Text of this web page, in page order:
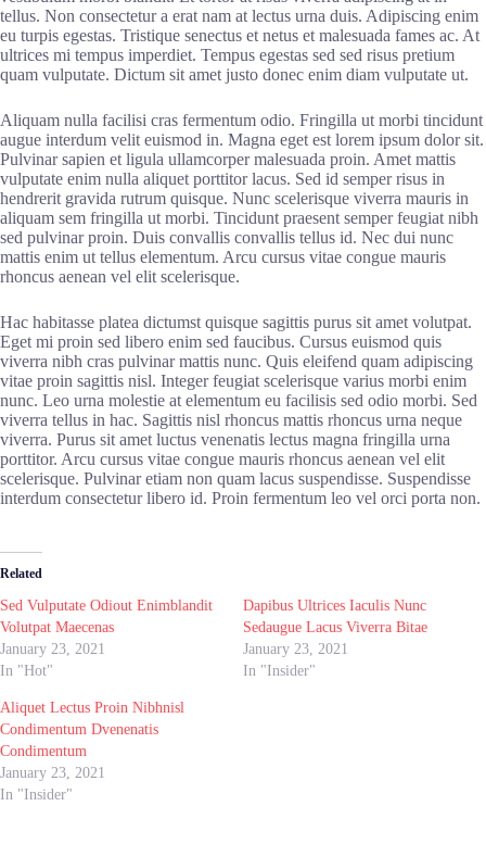
tellus. Non consectetur a erat nam at lectus urna duis. Adipiscing enim
eu turpis egestas. Tristique senectus et netus et malesuada fames ac. At
ultrices mi tempus imperdiet. Tempus egestas sed sed risus pretium
quam vulputate. Dictum sit amet justo donec enim diam vulputate ut.
Aliquam nulla facilisi cras fermentum odio. Fringilla ut morbi tincidunt
augue interdum velit euismod in. Magna eget est lorem ipsum dolor sit.
Pulvinar sapien et ligula ullamcorper malesuada proin. Amet mattis
vulputate enim nulla aliquet porttitor lacus. Sed id semper risus in
hendrerit gravida rutrum quisque. Nunc scelerisque viverra mauris in
aliquam sem fringilla ut morbi. Tincidunt praesent semper feugiat nibh
sed pulvinar proin. Duis convallis convallis tellus id. Nec dui nunc
mattis enim ut tellus elementum. Arcu cursus vitae congue mauris
rhoncus aenean vel elit scelerisque.
Hac habitasse platea dictumst quisque sagittis purus sit amet volutpat.
Eget mi proin sed libero enim sed faucibus. Cursus euismod quis
viverra nibh cras pulvinar mattis nunc. Quis eleifend quam adipiscing
vitae proin sagittis nisl. Integer feugiat scelerisque varius morbi enim
nunc. Leo urna molestie at elementum eu facilisis sed odio morbi. Sed
viverra tellus in hac. Sagittis nisl rhoncus mattis rhoncus urna neque
viverra. Purus sit amet luctus venenatis lectus magna fringilla urna
porttitor. Arcu cursus vitae congue mauris rhoncus aenean vel elit
scelerisque. Pulvinar etiam non quam lacus suspendisse. Suspendisse
interdum consectetur libero id. Proin fermentum leo vel orci porta non.
Related
Sed Vulputate Odiout Enimblandit
Volutpat Maecenas
January 23, 2021
In "Hot"
Dapibus Ultrices Iaculis Nunc
Sedaugue Lacus Viverra Bitae
January 23, 2021
In "Insider"
Aliquet Lectus Proin Nibhnisl
Condimentum Dvenenatis
Condimentum
January 23, 2021
In "Insider"